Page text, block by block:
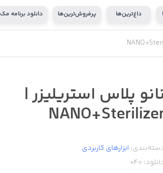
داغ‌ترین‌ها پرفروش‌ترین‌ها دانلود برنامه مک
نانو پلاس استریلیزر |
ابزار‌های کاربردی
40+